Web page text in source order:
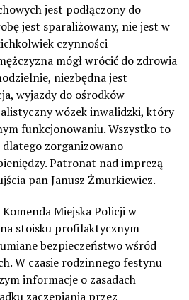
jest podłączony do
jest sparaliżowany, nie jest w
czynności
mógł wrócić do zdrowia
niezbędna jest
wyjazdy do ośrodków
wózek inwalidzki, który
funkcjonowaniu. Wszystko to
zorganizowano
Patronat nad imprezą
pan Janusz Żmurkiewicz.
Komenda Miejska Policji w
stoisku profilaktycznym
bezpieczeństwo wśród
W czasie rodzinnego festynu
informacje o zasadach
zaczepiania przez